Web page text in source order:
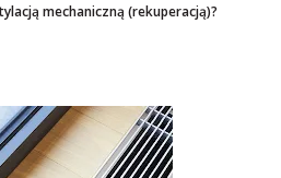
mechaniczną (rekuperacją)?